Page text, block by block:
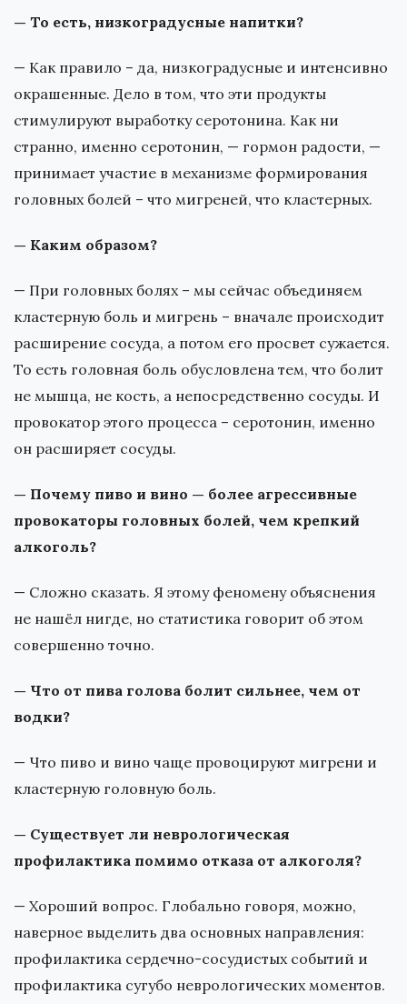
— То есть, низкоградусные напитки?
— Как правило – да, низкоградусные и интенсивно
окрашенные. Дело в том, что эти продукты
стимулируют выработку серотонина. Как ни
странно, именно серотонин, — гормон радости, —
принимает участие в механизме формирования
головных болей – что мигреней, что кластерных.
— Каким образом?
— При головных болях – мы сейчас объединяем
кластерную боль и мигрень – вначале происходит
расширение сосуда, а потом его просвет сужается.
То есть головная боль обусловлена тем, что болит
не мышца, не кость, а непосредственно сосуды. И
провокатор этого процесса – серотонин, именно
он расширяет сосуды.
— Почему пиво и вино — более агрессивные
провокаторы головных болей, чем крепкий
алкоголь?
— Сложно сказать. Я этому феномену объяснения
не нашёл нигде, но статистика говорит об этом
совершенно точно.
— Что от пива голова болит сильнее, чем от
водки?
— Что пиво и вино чаще провоцируют мигрени и
кластерную головную боль.
— Существует ли неврологическая
профилактика помимо отказа от алкоголя?
— Хороший вопрос. Глобально говоря, можно,
наверное выделить два основных направления:
профилактика сердечно-сосудистых событий и
профилактика сугубо неврологических моментов.